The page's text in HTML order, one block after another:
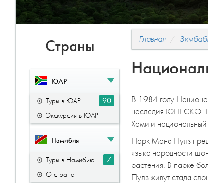
Страны
ЮАР
Туры в ЮАР
90
Экскурсии в ЮАР
Намибия
Туры в Намибию
7
О стране
Главная
В 1984 году
наследия ЮНЕСКО.
Хами и
Парк Мана Пулз
языка народности
растения. В парке
Пулз живут стада